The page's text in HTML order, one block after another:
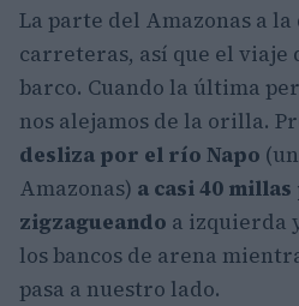
La parte del Amazonas a
carreteras, así que el viaje
barco. Cuando la última
nos alejamos de la orilla.
desliza por el río Napo
Amazonas) a casi 40
zigzagueando a izquierda
los bancos de arena
pasa a nuestro lado.